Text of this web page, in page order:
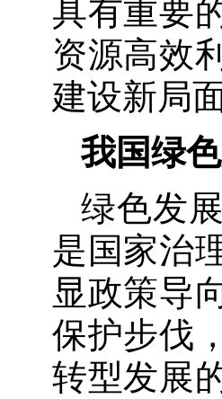
具有重要
资源高效
建设新局面
我国绿
绿色发
是国家治
显政策导
保护步伐
转型发展